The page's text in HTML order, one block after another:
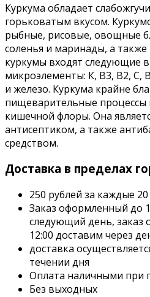
Куркума обладает
горьковатым вкусом.
рыбные, рисовые, овощные
соленья и маринады, а также
куркумы входят следующие
микроэлементы: К, В3, В2, С,
и железо. Куркума крайне
пищеварительные процессы
кишечной флоры. Она
антисептиком, а также
средством.
Доставка в пределах
250 рублей за каждые 20
Заказ оформленный до
следующий день, заказ
12:00 доставим через
доставка
течении дня
Оплата наличными при
Без выходных